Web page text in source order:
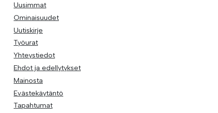
Uusimmat
Ominaisuudet
Uutiskirje
Työurat
Yhteystiedot
Ehdot ja edellytykset
Mainosta
Evästekäytäntö
Tapahtumat